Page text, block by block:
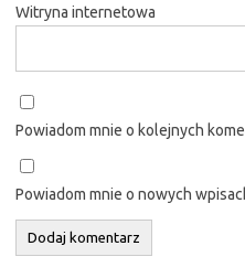
Witryna internetowa
Powiadom mnie o kolejnych
Powiadom mnie o nowych